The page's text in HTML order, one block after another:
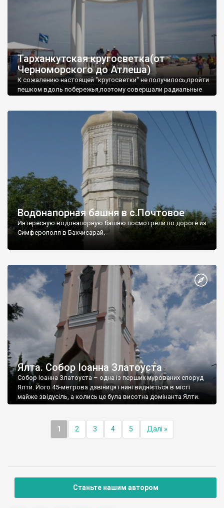
Тарханкутская кругосветка(от
Черноморского до Атлеша)
К сожалению настоящей "кругосветки" не получилось,пройти
пешком вдоль побережья,поэтому совершали радиальные
Водонапорная башня в с.Почтовое
Интересную водонапорную башню посмотрели по дороге из
Симферополя в Бахчисарай.
Ялта. Собор Іоанна Златоуста
Собор Іоанна Златоуста – одна із перших мурованих споруд
Ялти. Його 45-метрова дзвіниця і нині видніється в місті
майже звідусіль, а колись це була висотна домінанта Ялти.
1 2 3 4 5 Далі »
Станьте нашим автором